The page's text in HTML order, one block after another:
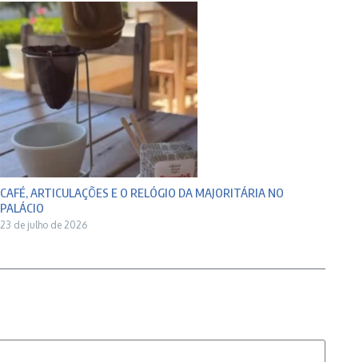
CAFÉ, ARTICULAÇÕES E O RELÓGIO DA MAJORITÁRIA NO
PALÁCIO
23 de julho de 2026